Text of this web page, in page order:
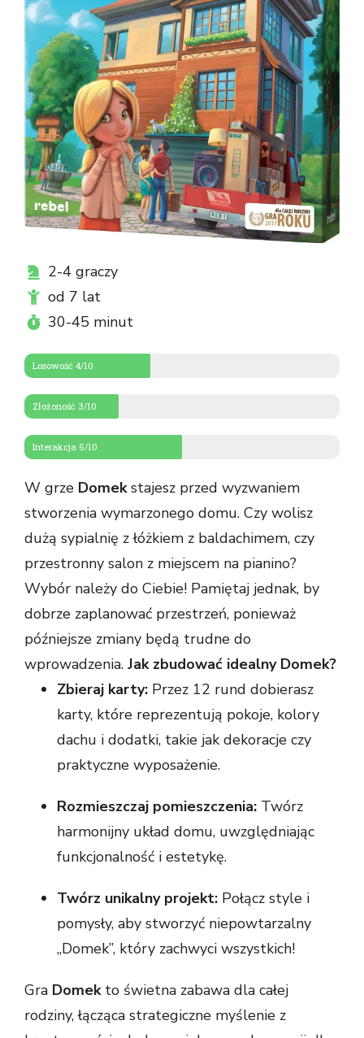
2-4 graczy
od 7 lat
30-45 minut
Losowość 4/10
Złożoność 3/10
Interakcja 5/10
W grze Domekstajesz przed wyzwaniem
stworzenia wymarzonego domu. Czy wolisz
dużą sypialnię z łóżkiem z baldachimem, czy
przestronny salon z miejscem na pianino?
Wybór należy do Ciebie! Pamiętaj jednak, by
dobrze zaplanować przestrzeń, ponieważ
późniejsze zmiany będą trudne do
wprowadzenia. Jak zbudować idealny Domek?
Zbieraj karty: Przez 12 rund dobierasz
karty, które reprezentują pokoje, kolory
dachu i dodatki, takie jak dekoracje czy
praktyczne wyposażenie.
Rozmieszczaj pomieszczenia: Twórz
harmonijny układ domu, uwzględniając
funkcjonalność i estetykę.
Twórz unikalny projekt: Połącz style i
pomysły, aby stworzyć niepowtarzalny
„Domek”, który zachwyci wszystkich!
Gra Domekto świetna zabawa dla całej
rodziny, łącząca strategiczne myślenie z